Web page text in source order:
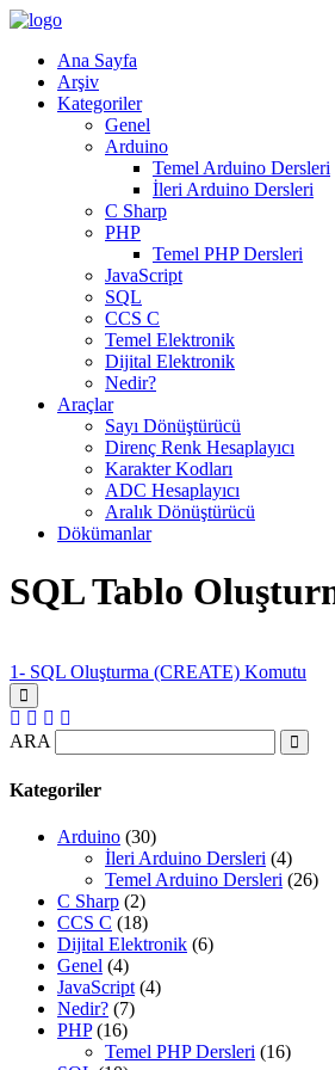
Ana Sayfa
Arşiv
Kategoriler
Genel
Arduino
Temel Arduino Dersleri
İleri Arduino Dersleri
C Sharp
PHP
Temel PHP Dersleri
JavaScript
SQL
CCS C
Temel Elektronik
Dijital Elektronik
Nedir?
Araçlar
Sayı Dönüştürücü
Direnç Renk Hesaplayıcı
Karakter Kodları
ADC Hesaplayıcı
Aralık Dönüştürücü
Dökümanlar
SQL Tablo
1- SQL Oluşturma (CREATE) Komutu
ARA
Kategoriler
Arduino (30)
İleri Arduino Dersleri (4)
Temel Arduino Dersleri (26)
C Sharp (2)
CCS C (18)
Dijital Elektronik (6)
Genel (4)
JavaScript(4)
Nedir? (7)
PHP(16)
Temel PHP Dersleri (16)